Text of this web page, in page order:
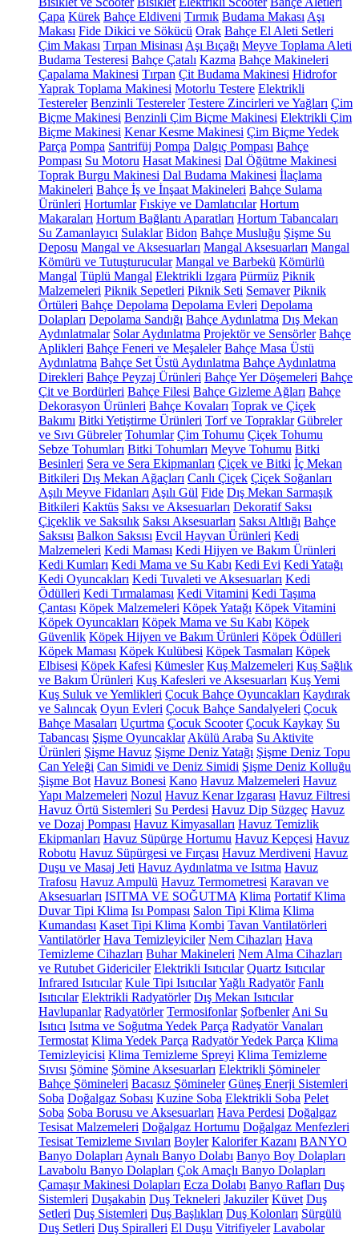
Çapa Kürek Bahçe Eldiveni Tırmık Budama Makası Aşı
Makası Fide Dikici ve Sökücü Orak Bahçe El Aleti Setleri
Çim Makası Tırpan Misinası Aşı Bıçağı Meyve Toplama Aleti
Budama Testeresi Bahçe Çatalı Kazma Bahçe Makineleri
Çapalama Makinesi Tırpan Çit Budama Makinesi Hidrofor
Yaprak Toplama Makinesi Motorlu Testere Elektrikli
Testereler Benzinli Testereler Testere Zincirleri ve Yağları Çim
Biçme Makinesi Benzinli Çim Biçme Makinesi Elektrikli Çim
Biçme Makinesi Kenar Kesme Makinesi Çim Biçme Yedek
Parça Pompa Santrifüj Pompa Dalgıç Pompası Bahçe
Pompası Su Motoru Hasat Makinesi Dal Öğütme Makinesi
Toprak Burgu Makinesi Dal Budama Makinesi İlaçlama
Makineleri Bahçe İş ve İnşaat Makineleri Bahçe Sulama
Ürünleri Hortumlar Fıskiye ve Damlatıcılar Hortum
Makaraları Hortum Bağlantı Aparatları Hortum Tabancaları
Su Zamanlayıcı Sulaklar Bidon Bahçe Musluğu Şişme Su
Deposu Mangal ve Aksesuarları Mangal Aksesuarları Mangal
Kömürü ve Tutuşturucular Mangal ve Barbekü Kömürlü
Mangal Tüplü Mangal Elektrikli Izgara Pürmüz Piknik
Malzemeleri Piknik Sepetleri Piknik Seti Semaver Piknik
Örtüleri Bahçe Depolama Depolama Evleri Depolama
Dolapları Depolama Sandığı Bahçe Aydınlatma Dış Mekan
Aydınlatmalar Solar Aydınlatma Projektör ve Sensörler Bahçe
Aplikleri Bahçe Feneri ve Meşaleler Bahçe Masa Üstü
Aydınlatma Bahçe Set Üstü Aydınlatma Bahçe Aydınlatma
Direkleri Bahçe Peyzaj Ürünleri Bahçe Yer Döşemeleri Bahçe
Çit ve Bordürleri Bahçe Filesi Bahçe Gizleme Ağları Bahçe
Dekorasyon Ürünleri Bahçe Kovaları Toprak ve Çiçek
Bakımı Bitki Yetiştirme Ürünleri Torf ve Topraklar Gübreler
ve Sıvı Gübreler Tohumlar Çim Tohumu Çiçek Tohumu
Sebze Tohumları Bitki Tohumları Meyve Tohumu Bitki
Besinleri Sera ve Sera Ekipmanları Çiçek ve Bitki İç Mekan
Bitkileri Dış Mekan Ağaçları Canlı Çiçek Çiçek Soğanları
Aşılı Meyve Fidanları Aşılı Gül Fide Dış Mekan Sarmaşık
Bitkileri Kaktüs Saksı ve Aksesuarları Dekoratif Saksı
Çiçeklik ve Saksılık Saksı Aksesuarları Saksı Altlığı Bahçe
Saksısı Balkon Saksısı Evcil Hayvan Ürünleri Kedi
Malzemeleri Kedi Maması Kedi Hijyen ve Bakım Ürünleri
Kedi Kumları Kedi Mama ve Su Kabı Kedi Evi Kedi Yatağı
Kedi Oyuncakları Kedi Tuvaleti ve Aksesuarları Kedi
Ödülleri Kedi Tırmalaması Kedi Vitamini Kedi Taşıma
Çantası Köpek Malzemeleri Köpek Yatağı Köpek Vitamini
Köpek Oyuncakları Köpek Mama ve Su Kabı Köpek
Güvenlik Köpek Hijyen ve Bakım Ürünleri Köpek Ödülleri
Köpek Maması Köpek Kulübesi Köpek Tasmaları Köpek
Elbisesi Köpek Kafesi Kümesler Kuş Malzemeleri Kuş Sağlık
ve Bakım Ürünleri Kuş Kafesleri ve Aksesuarları Kuş Yemi
Kuş Suluk ve Yemlikleri Çocuk Bahçe Oyuncakları Kaydırak
ve Salıncak Oyun Evleri Çocuk Bahçe Sandalyeleri Çocuk
Bahçe Masaları Uçurtma Çocuk Scooter Çocuk Kaykay Su
Tabancası Şişme Oyuncaklar Akülü Araba Su Aktivite
Ürünleri Şişme Havuz Şişme Deniz Yatağı Şişme Deniz Topu
Can Yeleği Can Simidi ve Deniz Simidi Şişme Deniz Kolluğu
Şişme Bot Havuz Bonesi Kano Havuz Malzemeleri Havuz
Yapı Malzemeleri Nozul Havuz Kenar Izgarası Havuz Filtresi
Havuz Örtü Sistemleri Su Perdesi Havuz Dip Süzgeç Havuz
ve Dozaj Pompası Havuz Kimyasalları Havuz Temizlik
Ekipmanları Havuz Süpürge Hortumu Havuz Kepçesi Havuz
Robotu Havuz Süpürgesi ve Fırçası Havuz Merdiveni Havuz
Duşu ve Masaj Jeti Havuz Aydınlatma ve Isıtma Havuz
Trafosu Havuz Ampulü Havuz Termometresi Karavan ve
Aksesuarları ISITMA VE SOĞUTMA Klima Portatif Klima
Duvar Tipi Klima Isı Pompası Salon Tipi Klima Klima
Kumandası Kaset Tipi Klima Kombi Tavan Vantilatörleri
Vantilatörler Hava Temizleyiciler Nem Cihazları Hava
Temizleme Cihazları Buhar Makineleri Nem Alma Cihazları
ve Rutubet Gidericiler Elektrikli Isıtıcılar Quartz Isıtıcılar
Infrared Isıtıcılar Kule Tipi IsıtıcılarYağlı Radyatör Fanlı
Isıtıcılar Elektrikli Radyatörler Dış Mekan Isıtıcılar
Havlupanlar Radyatörler Termosifonlar Şofbenler Ani Su
Isıtıcı Isıtma ve Soğutma Yedek Parça Radyatör Vanaları
Termostat Klima Yedek Parça Radyatör Yedek Parça Klima
Temizleyicisi Klima Temizleme Spreyi Klima Temizleme
Sıvısı Şömine Şömine Aksesuarları Elektrikli Şömineler
Bahçe Şömineleri Bacasız Şömineler Güneş Enerji Sistemleri
Soba Doğalgaz Sobası Kuzine Soba Elektrikli Soba Pelet
Soba Soba Borusu ve Aksesuarları Hava Perdesi Doğalgaz
Tesisat Malzemeleri Doğalgaz Hortumu Doğalgaz Menfezleri
Tesisat Temizleme Sıvıları Boyler Kalorifer Kazanı BANYO
Banyo Dolapları Aynalı Banyo Dolabı Banyo Boy Dolapları
Lavabolu Banyo Dolapları Çok Amaçlı Banyo Dolapları
Çamaşır Makinesi Dolapları Ecza Dolabı Banyo Rafları Duş
Sistemleri Duşakabin Duş Tekneleri Jakuziler Küvet Duş
Setleri Duş Sistemleri Duş Başlıkları Duş Kolonları Sürgülü
Duş Setleri Duş Spiralleri El Duşu Vitrifiyeler Lavabolar